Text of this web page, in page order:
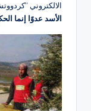
الالكتروني
الأسد عدوًا إنما